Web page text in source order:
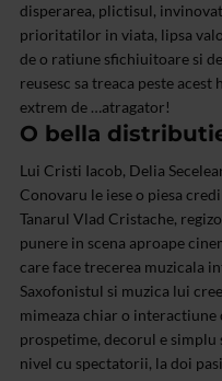
disperarea, plictisul,
prioritatilor in viata, lipsa
de o ratiune sfichiuitoare si
reusesc sa treaca peste
extrem de …atragator!
O bella
Lui Cristi Iacob, Delia
Conovaru le iese o piesa
Tanarul Vlad Cristache,
punere in scena aproape
care face trecerea muzicala
Saxofonistul si muzica lui
mimeaza chiar o interactiune
prospetime, decorul e simplu
nivel cu spectatorii, la doi